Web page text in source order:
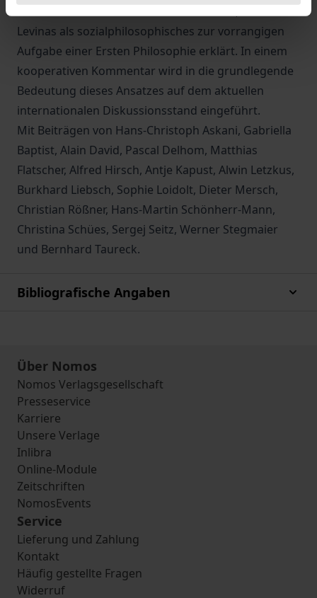
Levinas als sozialphilosophisches zur vorrangigen
Aufgabe einer Ersten Philosophie erklärt. In einem
kooperativen Kommentar wird in die grundlegende
Bedeutung dieses Ansatzes auf dem aktuellen
internationalen Diskussionsstand eingeführt.
Mit Beiträgen von Hans-Christoph Askani, Gabriella
Baptist, Alain David, Pascal Delhom, Matthias
Flatscher, Alfred Hirsch, Antje Kapust, Alwin Letzkus,
Burkhard Liebsch, Sophie Loidolt, Dieter Mersch,
Christian Rößner, Hans-Martin Schönherr-Mann,
Christina Schües, Sergej Seitz, Werner Stegmaier
und Bernhard Taureck.
Bibliografische Angaben
Über Nomos
Nomos Verlagsgesellschaft
Presseservice
Karriere
Unsere Verlage
Inlibra
Online-Module
Zeitschriften
NomosEvents
Service
Lieferung und Zahlung
Kontakt
Häufig gestellte Fragen
Widerruf